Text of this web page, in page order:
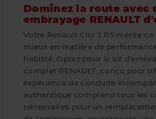
Dominez la route avec
embrayage RENAULT
Votre Renault Clio 2 RS mérite ce
mieux en matière de
fiabilité. Optez pour le kit
complet RENAULT, conçu pour
expérience de conduite
authentique comprend tous les
nécessaires pour un